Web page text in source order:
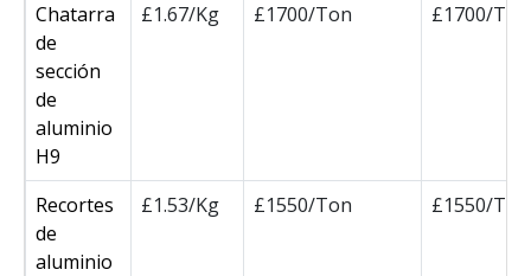
Chatarra
de
sección
de
aluminio
H9
£1.67/Kg £1700/Ton £1700/Ton
Recortes
de
aluminio
£1.53/Kg £1550/Ton £1550/Ton